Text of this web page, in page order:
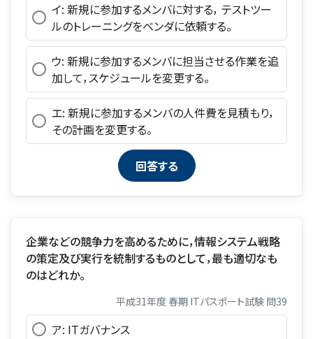
イ: 新規に参加するメンバに対する， テストツー
ルのトレーニングをベンダに依頼する。
ウ: 新規に参加するメンバに担当させる作業を追
加して，スケジュールを変更する。
エ: 新規に参加するメンバの人件費を見積もり，
その計画を変更する。
企業などの競争力を高めるために，情報システム戦略
の策定及び実行を統制するものとして，最も適切なも
のはどれか。
平成31年度 春期 ITパスポート試験 問39
ア: ITガバナンス